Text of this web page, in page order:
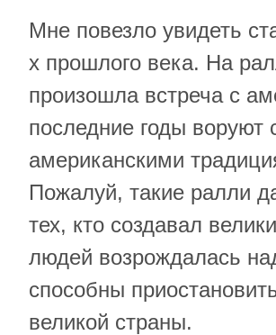
Мне повезло увидеть
х прошлого века. На
произошла встреча с
последние годы воруют
американскими
Пожалуй, такие ралли
тех, кто создавал
людей возрождалась
способны
великой страны.